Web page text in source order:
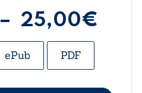
– 25,00€
ePub PDF